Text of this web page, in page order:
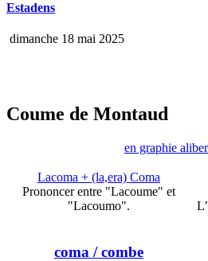
Estadens
dimanche 18 mai 2025
Coume de Montaud
en graphie
Lacoma + (la,era) Coma
Prononcer entre "Lacoume" et
"Lacoumo".
coma / combe